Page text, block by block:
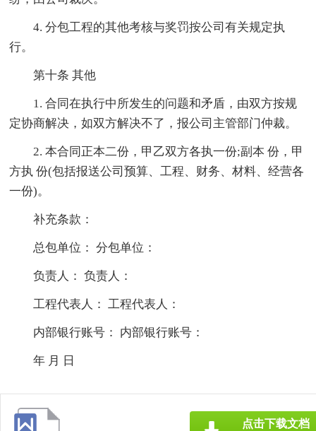
4. 分包工程的其他考核与奖罚按公司有关规定执
行。
第十条 其他
1. 合同在执行中所发生的问题和矛盾，由双方按规
定协商解决，如双方解决不了，报公司主管部门仲裁。
2. 本合同正本二份，甲乙双方各执一份;副本 份，甲
方执 份(包括报送公司预算、工程、财务、材料、经营各
一份)。
补充条款：
总包单位： 分包单位：
负责人： 负责人：
工程代表人： 工程代表人：
内部银行账号： 内部银行账号：
年 月 日
点击下载文档